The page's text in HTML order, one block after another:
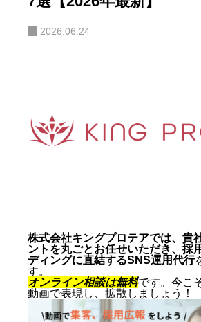
お問い合わせフォーム
ブログ
2026.06.24
株式会社キングプロテアでは、貴
ントを丸ごとお任せいただき、採
ディングに直結するSNS運用代行
す。
オンライン相談は無料です。今こ
動画で表現し、拡散しましょう！